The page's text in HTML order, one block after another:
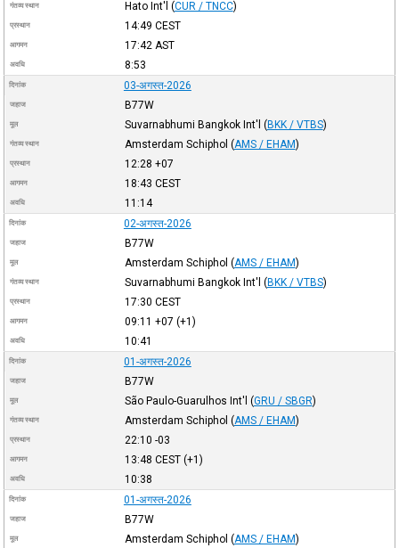
गंतव्य स्थान Hato Int'l (CUR / TNCC)
प्रस्थान 14:49 CEST
आगमन 17:42 AST
अवधि 8:53
दिनांक 03-अगस्त-2026
जहाज B77W
मूल Suvarnabhumi Bangkok Int'l (BKK / VTBS)
गंतव्य स्थान Amsterdam Schiphol (AMS / EHAM)
प्रस्थान 12:28 +07
आगमन 18:43 CEST
अवधि 11:14
दिनांक 02-अगस्त-2026
जहाज B77W
मूल Amsterdam Schiphol (AMS / EHAM)
गंतव्य स्थान Suvarnabhumi Bangkok Int'l (BKK / VTBS)
प्रस्थान 17:30 CEST
आगमन 09:11 +07 (+1)
अवधि 10:41
दिनांक 01-अगस्त-2026
जहाज B77W
मूल São Paulo-Guarulhos Int'l (GRU / SBGR)
गंतव्य स्थान Amsterdam Schiphol (AMS / EHAM)
प्रस्थान 22:10 -03
आगमन 13:48 CEST(+1)
अवधि 10:38
दिनांक 01-अगस्त-2026
जहाज B77W
मूल Amsterdam Schiphol (AMS / EHAM)